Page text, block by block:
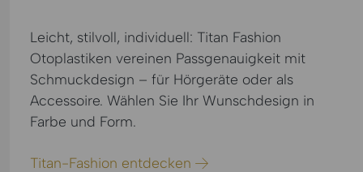
Leicht, stilvoll, individuell: Titan Fashion
Otoplastiken vereinen Passgenauigkeit mit
Schmuckdesign – für Hörgeräte oder als
Accessoire. Wählen Sie Ihr Wunschdesign in
Farbe und Form.
Titan-Fashion entdecken